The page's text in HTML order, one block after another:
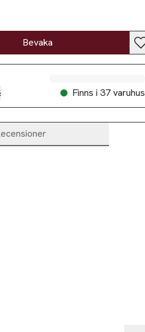
Bevaka
Finns i 37 varuhus